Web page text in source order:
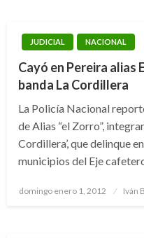
JUDICIAL NACIONAL
Cayó en Pereira alias
banda La Cordillera
La Policía Nacional
de Alias “el Zorro”,
Cordillera’, que delinque
municipios del Eje
Publicado
domingo enero 1, 2012 Iván